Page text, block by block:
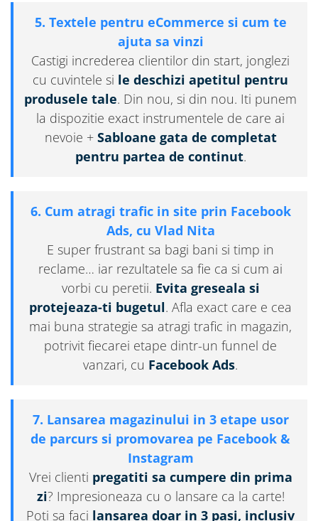
5. Textele pentru eCommerce si cum te
ajuta sa vinzi
Castigi increderea clientilor din start, jonglezi
cu cuvintele si le deschizi apetitul pentru
produsele tale. Din nou, si din nou. Iti punem
la dispozitie exact instrumentele de care ai
nevoie + Sabloane gata de completat
pentru partea de continut.
6. Cum atragi trafic in site prin Facebook
Ads, cu Vlad Nita
E super frustrant sa bagi bani si timp in
reclame… iar rezultatele sa fie ca si cum ai
vorbi cu peretii. Evita greseala si
protejeaza-ti bugetul. Afla exact care e cea
mai buna strategie sa atragi trafic in magazin,
potrivit fiecarei etape dintr-un funnel de
vanzari, cu Facebook Ads.
7. Lansarea magazinului in 3 etape usor
de parcurs si promovarea pe Facebook &
Instagram
Vrei clienti pregatiti sa cumpere din prima
zi? Impresioneaza cu o lansare ca la carte!
Poti sa faci lansarea doar in 3 pasi, inclusiv